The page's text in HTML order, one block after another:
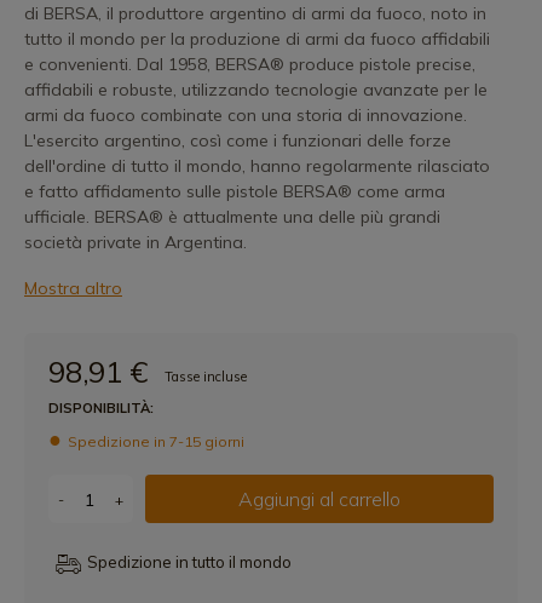
di BERSA, il produttore argentino di armi da fuoco, noto in
tutto il mondo per la produzione di armi da fuoco affidabili
e convenienti. Dal 1958, BERSA® produce pistole precise,
affidabili e robuste, utilizzando tecnologie avanzate per le
armi da fuoco combinate con una storia di innovazione.
L'esercito argentino, così come i funzionari delle forze
dell'ordine di tutto il mondo, hanno regolarmente rilasciato
e fatto affidamento sulle pistole BERSA® come arma
ufficiale. BERSA® è attualmente una delle più grandi
società private in Argentina.
Mostra altro
98,91 €
Tasse incluse
DISPONIBILITÀ:
Spedizione in 7-15 giorni
- + Aggiungi al carrello
Spedizione in tutto il mondo